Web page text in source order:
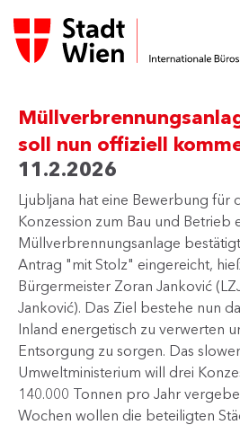
soll nun offiziell
11.2.2026
Ljubljana hat eine Bewerbung für
Konzession zum Bau und Betrieb
Müllverbrennungsanlage
Antrag "mit Stolz" eingereicht,
Bürgermeister Zoran Janković
Janković). Das Ziel bestehe nun
Inland energetisch zu verwerten
Entsorgung zu sorgen. Das
Umweltministerium will drei
140.000 Tonnen pro Jahr
Wochen wollen die beteiligten